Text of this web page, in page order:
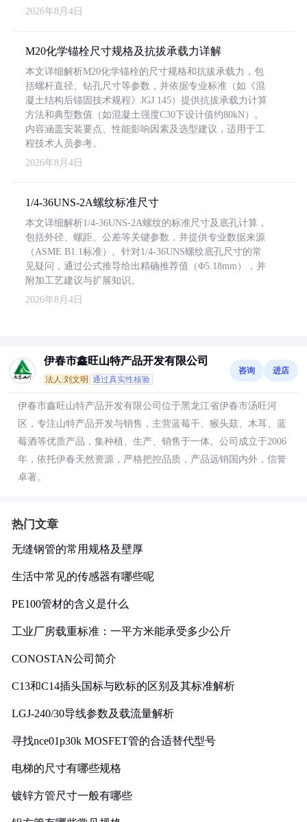
2026年8月4日
M20化学锚栓尺寸规格及抗拔承载力详解
本文详细解析M20化学锚栓的尺寸规格和抗拔承载力，包
括螺杆直径、钻孔尺寸等参数，并依据专业标准（如《混
凝土结构后锚固技术规程》JGJ 145）提供抗拔承载力计算
方法和典型数值（如混凝土强度C30下设计值约80kN）。
内容涵盖安装要点、性能影响因素及选型建议，适用于工
程技术人员参考。
2026年8月4日
1/4-36UNS-2A螺纹标准尺寸
本文详细解析1/4-36UNS-2A螺纹的标准尺寸及底孔计算，
包括外径、螺距、公差等关键参数，并提供专业数据来源
（ASME B1.1标准）。针对1/4-36UNS螺纹底孔尺寸的常
见疑问，通过公式推导给出精确推荐值（Φ5.18mm），并
附加工艺建议与扩展知识。
2026年8月4日
伊春市鑫旺山特产品开发有限公司
法人:刘文明 通过真实性核验
咨询 进店
伊春市鑫旺山特产品开发有限公司位于黑龙江省伊春市汤旺河
区，专注山特产品开发与销售，主营蓝莓干、猴头菇、木耳、蓝
莓酒等优质产品，集种植、生产、销售于一体。公司成立于2006
年，依托伊春天然资源，严格把控品质，产品远销国内外，信誉
卓著。
热门文章
无缝钢管的常用规格及壁厚
生活中常见的传感器有哪些呢
PE100管材的含义是什么
工业厂房载重标准：一平方米能承受多少公斤
CONOSTAN公司简介
C13和C14插头国标与欧标的区别及其标准解析
LGJ-240/30导线参数及载流量解析
寻找nce01p30k MOSFET管的合适替代型号
电梯的尺寸有哪些规格
镀锌方管尺寸一般有哪些